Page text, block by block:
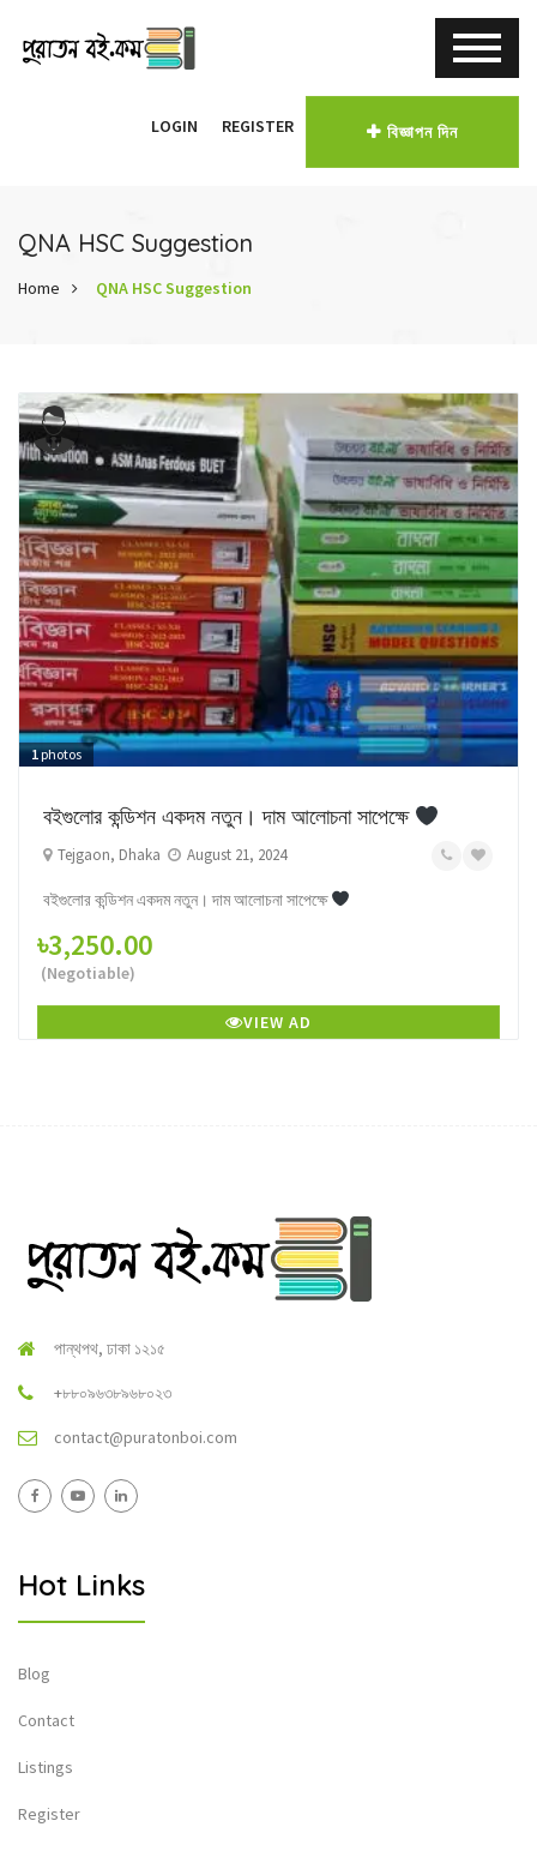
LOGIN REGISTER বিজ্ঞাপন দিন
QNA HSC Suggestion
Home QNA HSC Suggestion
1photos
বইগুলোর কন্ডিশন একদম নতুন। দাম আলোচনা সাপেক্ষে
Tejgaon, Dhaka August 21, 2024
বইগুলোর কন্ডিশন একদম নতুন। দাম আলোচনা সাপেক্ষে
৳3,250.00
(Negotiable)
VIEW AD
পান্থপথ, ঢাকা ১২১৫
+৮৮০৯৬৩৮৯৬৮০২৩
contact@puratonboi.com
Hot Links
Blog
Contact
Listings
Register